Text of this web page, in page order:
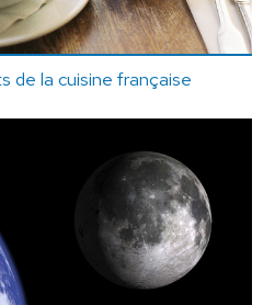
de la cuisine française